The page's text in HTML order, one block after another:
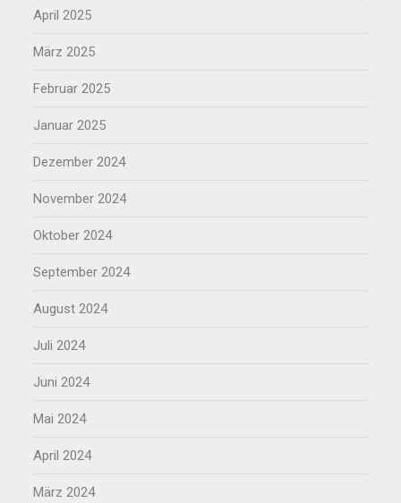
April 2025
März 2025
Februar 2025
Januar 2025
Dezember 2024
November 2024
Oktober 2024
September 2024
August 2024
Juli 2024
Juni 2024
Mai 2024
April 2024
März 2024